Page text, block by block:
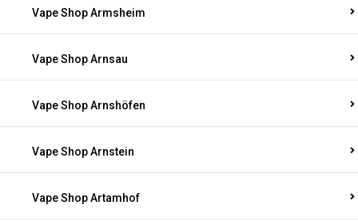
Vape Shop Armsheim
Vape Shop Arnsau
Vape Shop Arnshöfen
Vape Shop Arnstein
Vape Shop Artamhof